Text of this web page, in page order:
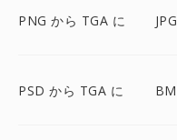
PNG から TGA に
PSD から TGA に